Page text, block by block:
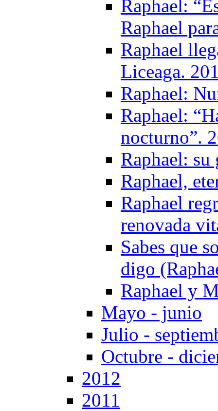
Raphael:
Raphael
Raphael
Liceaga.
Raphael:
Raphael:
nocturno”.
Raphael:
Raphael,
Raphael
renovada
Sabes que
digo
Raphael y
Mayo - junio
Julio -
Octubre -
2012
2011